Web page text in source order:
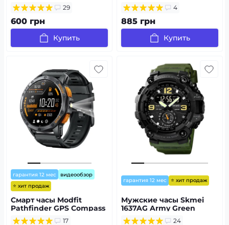
29
600 грн
Купить
4
885 грн
Купить
гарантия 12 мес
видеообзор
⭐ хит продаж
Смарт часы Modfit
Pathfinder GPS Compass
Black
17
гарантия 12 мес ⭐ хит продаж
Мужские часы Skmei
1637AG Army Green
24